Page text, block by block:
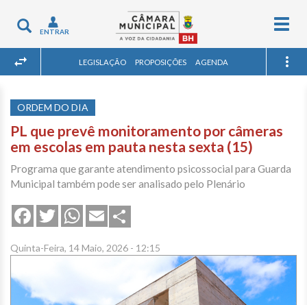
Toggle
navigation
ENTRAR
LEGISLAÇÃO PROPOSIÇÕES AGENDA
ORDEM DO DIA
PL que prevê monitoramento por câmeras
em escolas em pauta nesta sexta (15)
Programa que garante atendimento psicossocial para Guarda
Municipal também pode ser analisado pelo Plenário
FacebookTwitterWhatsApp
Email
Quinta-Feira, 14 Maio, 2026 - 12:15